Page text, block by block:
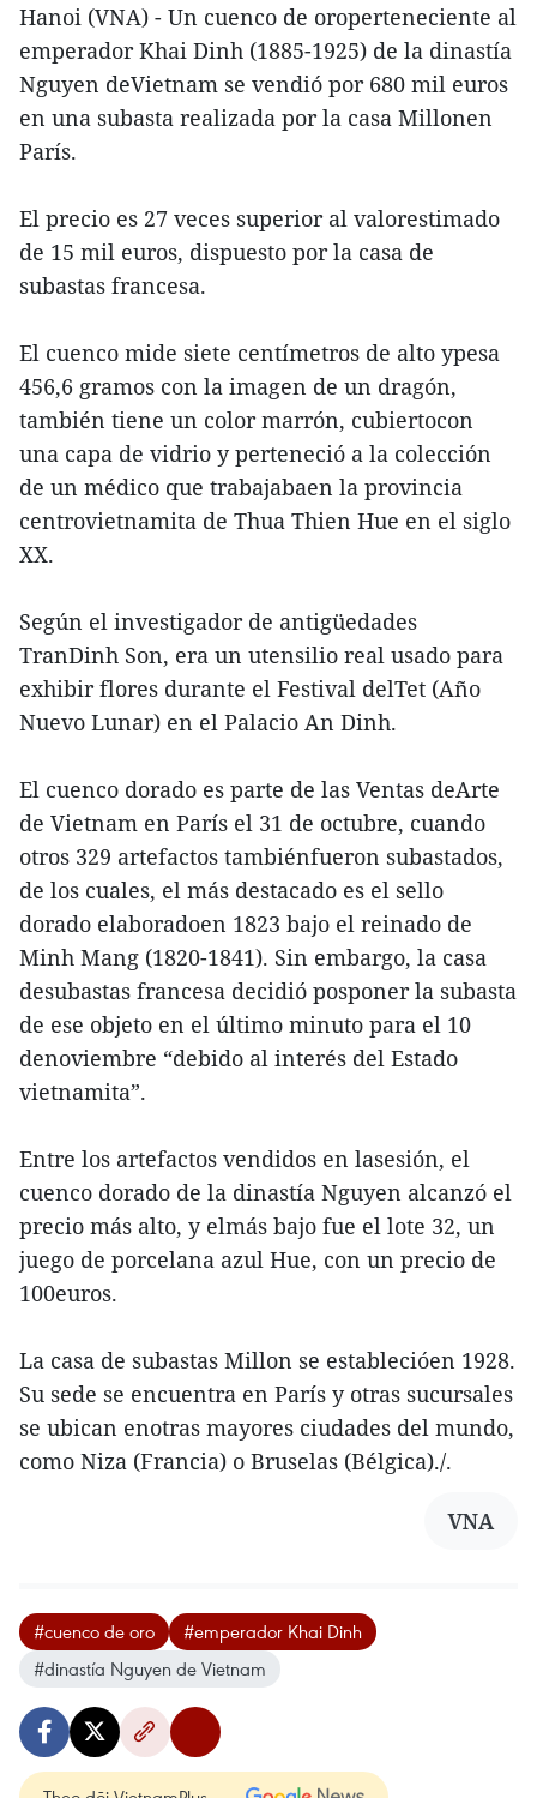
Hanoi (VNA) - Un cuenco de oroperteneciente al
emperador Khai Dinh (1885-1925) de la dinastía
Nguyen deVietnam se vendió por 680 mil euros
en una subasta realizada por la casa Millonen
París.
El precio es 27 veces superior al valorestimado
de 15 mil euros, dispuesto por la casa de
subastas francesa.
El cuenco mide siete centímetros de alto ypesa
456,6 gramos con la imagen de un dragón,
también tiene un color marrón, cubiertocon
una capa de vidrio y perteneció a la colección
de un médico que trabajabaen la provincia
centrovietnamita de Thua Thien Hue en el siglo
XX.
Según el investigador de antigüedades
TranDinh Son, era un utensilio real usado para
exhibir flores durante el Festival delTet (Año
Nuevo Lunar) en el Palacio An Dinh.
El cuenco dorado es parte de las Ventas deArte
de Vietnam en París el 31 de octubre, cuando
otros 329 artefactos tambiénfueron subastados,
de los cuales, el más destacado es el sello
dorado elaboradoen 1823 bajo el reinado de
Minh Mang (1820-1841). Sin embargo, la casa
desubastas francesa decidió posponer la subasta
de ese objeto en el último minuto para el 10
denoviembre “debido al interés del Estado
vietnamita”.
Entre los artefactos vendidos en lasesión, el
cuenco dorado de la dinastía Nguyen alcanzó el
precio más alto, y elmás bajo fue el lote 32, un
juego de porcelana azul Hue, con un precio de
100euros.
La casa de subastas Millon se establecióen 1928.
Su sede se encuentra en París y otras sucursales
se ubican enotras mayores ciudades del mundo,
como Niza (Francia) o Bruselas (Bélgica)./.
VNA
#cuenco de oro
#emperador Khai Dinh
#dinastía Nguyen de Vietnam